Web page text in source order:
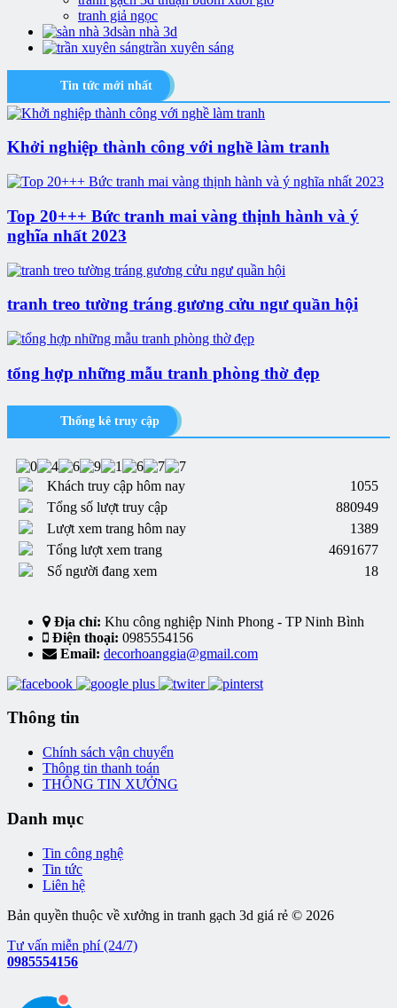
tranh giả ngọc
sàn nhà 3d
trần xuyên sáng
Tin tức mới nhất
Khởi nghiệp thành công với nghề làm tranh
Top 20+++ Bức tranh mai vàng thịnh hành và ý
nghĩa nhất 2023
tranh treo tường tráng gương cửu ngư quần hội
tổng hợp những mẫu tranh phòng thờ đẹp
Thống kê truy cập
Khách truy cập hôm nay
1055
Tổng số lượt truy cập
880949
Lượt xem trang hôm nay
1389
Tổng lượt xem trang
4691677
Số người đang xem
18
Địa chỉ: Khu công nghiệp Ninh Phong - TP Ninh Bình
Điện thoại: 0985554156
Email: decorhoanggia@gmail.com
Thông tin
Chính sách vận chuyển
Thông tin thanh toán
THÔNG TIN XƯỞNG
Danh mục
Tin công nghệ
Tin tức
Liên hệ
Bản quyền thuộc về xưởng in tranh gạch 3d giá rẻ © 2026
Tư vấn miễn phí (24/7)
0985554156